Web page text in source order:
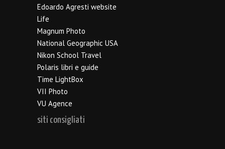
Edoardo Agresti website
Life
Magnum Photo
National Geographic USA
Nikon School Travel
Polaris libri e guide
Time LightBox
VII Photo
VU Agence
siti consigliati